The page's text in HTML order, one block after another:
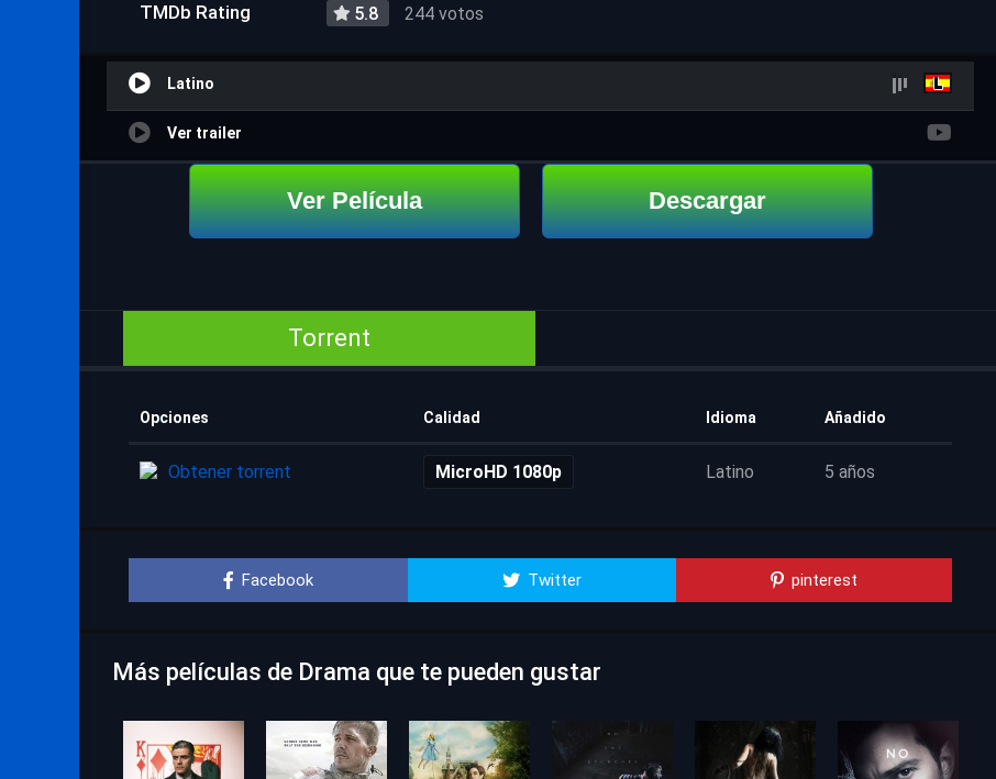
TMDb Rating 5.8 244 votos
Latino
Ver trailer
Ver Película Descargar
Torrent
Opciones Calidad Idioma Añadido
Obtener torrent MicroHD 1080p Latino 5 años
Facebook Twitter pinterest
Más películas de Drama que te pueden gustar